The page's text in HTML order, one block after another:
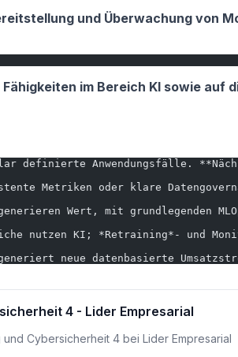
und Überwachung von
im Bereich KI sowie
definierte Anwendungsfälle.
Metriken oder klare
Wert, mit grundlegenden
nutzen KI; *Retraining*- und
neue datenbasierte
4 - Lider Empresarial
Cybersicherheit 4 bei Lider Empresarial